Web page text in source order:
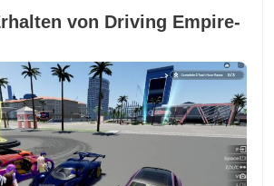
von Driving Empire-